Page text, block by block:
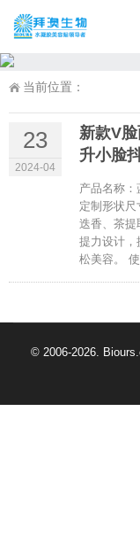
当前位置：
23
2024-04
新款V
升小脸
产品名称
定制形状
迭香、茶提
提力设计，
松美容。
© 2006-2026.